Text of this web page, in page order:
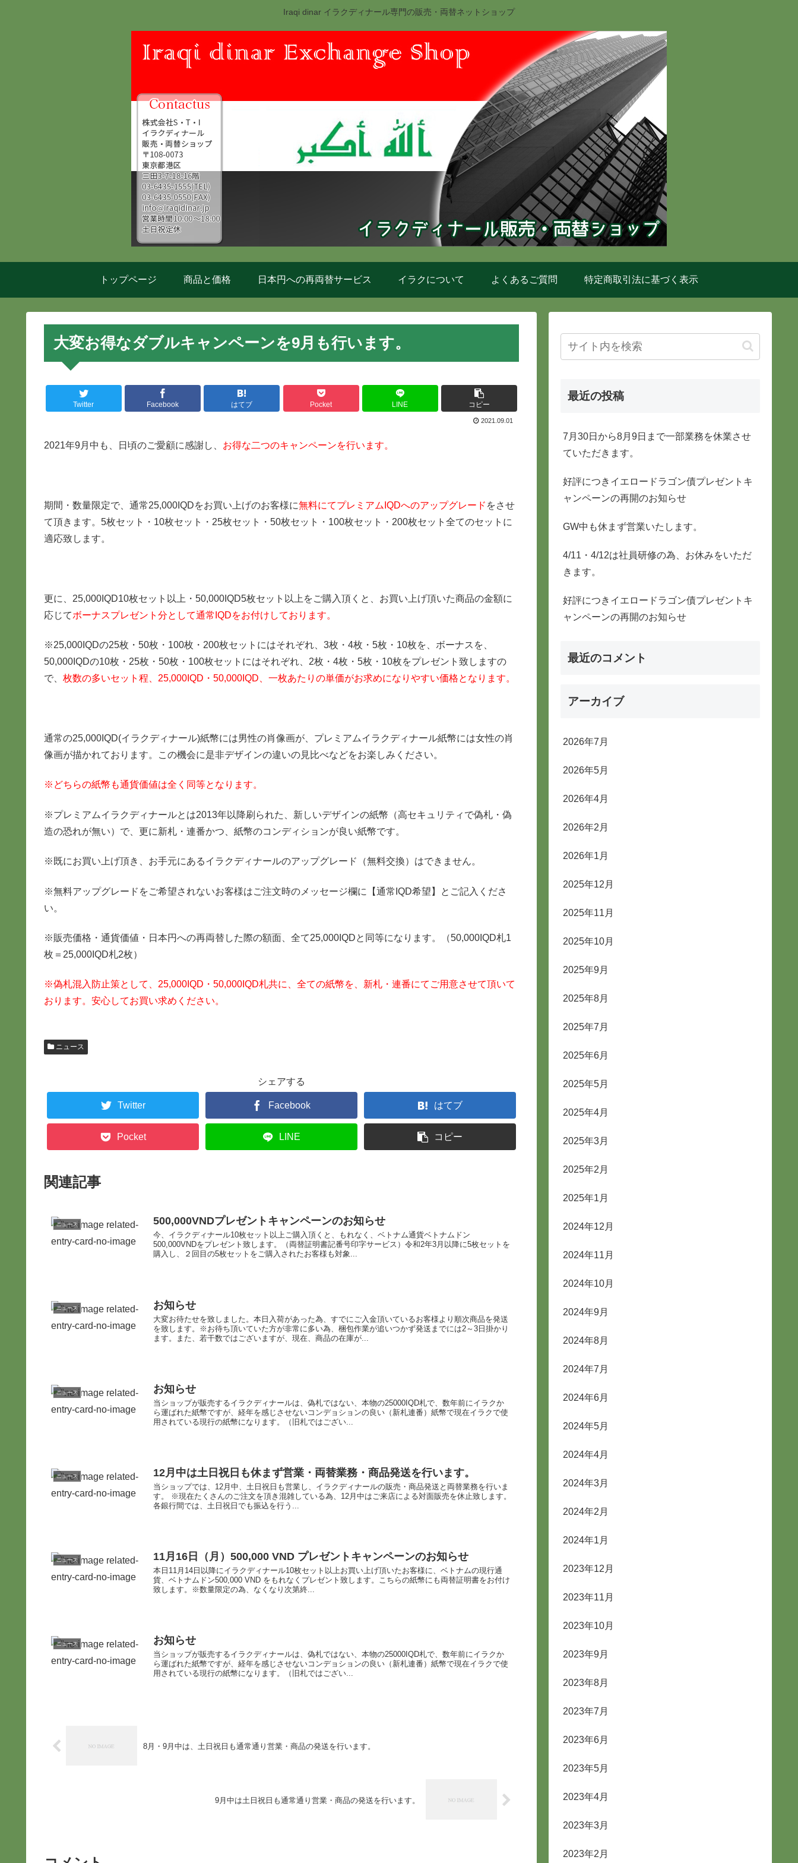
Iraqi dinar イラクディナール専門の販売・両替ネットショップ
トップページ 商品と価格 日本円への再両替サービス イラクについて よくあるご質問 特定商取引法に基づく表示
大変お得なダブルキャンペーンを9月も行います。
Twitter Facebook はてブ Pocket LINE コピー
2021.09.01
2021年9月中も、日頃のご愛顧に感謝し、 お得な二つのキャンペーンを行います。
期間・数量限定で、通常25,000IQDをお買い上げのお客様に無料にてプレミアムIQDへのアップグレード をさせ
て頂きます。5枚セット・10枚セット・25枚セット・50枚セット・100枚セット・200枚セット全てのセットに
適応致します。
更に、25,000IQD10枚セット以上・50,000IQD5枚セット以上をご購入頂くと、お買い上げ頂いた商品の金額に
応じてボーナスプレゼント分として通常IQDをお付けしております。
※25,000IQDの25枚・50枚・100枚・200枚セットにはそれぞれ、3枚・4枚・5枚・10枚を、ボーナスを、
50,000IQDの10枚・25枚・50枚・100枚セットにはそれぞれ、2枚・4枚・5枚・10枚をプレゼント致しますの
で、 枚数の多いセット程、25,000IQD・50,000IQD、一枚あたりの単価がお求めになりやすい価格となります。
通常の25,000IQD(イラクディナール)紙幣には男性の肖像画が、プレミアムイラクディナール紙幣には女性の肖
像画が描かれております。この機会に是非デザインの違いの見比べなどをお楽しみください。
※どちらの紙幣も通貨価値は全く同等となります。
※プレミアムイラクディナールとは2013年以降刷られた、新しいデザインの紙幣（高セキュリティで偽札・偽
造の恐れが無い）で、更に新札・連番かつ、紙幣のコンディションが良い紙幣です。
※既にお買い上げ頂き、お手元にあるイラクディナールのアップグレード（無料交換）はできません。
※無料アップグレードをご希望されないお客様はご注文時のメッセージ欄に【通常IQD希望】とご記入くださ
い。
※販売価格・通貨価値・日本円への再両替した際の額面、全て25,000IQDと同等になります。（50,000IQD札1
枚＝25,000IQD札2枚）
※偽札混入防止策として、25,000IQD・50,000IQD札共に、全ての紙幣を、新札・連番にてご用意させて頂いて
おります。安心してお買い求めください。
ニュース
シェアする
Twitter Facebook はてブ
Pocket LINE コピー
関連記事
ニュース 500,000VNDプレゼントキャンペーンのお知らせ
今、イラクディナール10枚セット以上ご購入頂くと、もれなく、ベトナム通貨ベトナムドン
500,000VNDをプレゼント致します。（両替証明書記番号印字サービス）令和2年3月以降に5枚セットを
購入し、２回目の5枚セットをご購入されたお客様も対象...
ニュース お知らせ
大変お待たせを致しました。本日入荷があった為、すでにご入金頂いているお客様より順次商品を発送
を致します。※お待ち頂いていた方が非常に多い為、梱包作業が追いつかず発送までには2～3日掛かり
ます。また、若干数ではございますが、現在、商品の在庫が...
ニュース お知らせ
当ショップが販売するイラクディナールは、偽札ではない、本物の25000IQD札で、数年前にイラクか
ら運ばれた紙幣ですが、経年を感じさせないコンデョションの良い（新札連番）紙幣で現在イラクで使
用されている現行の紙幣になります。（旧札ではござい...
ニュース 12月中は土日祝日も休まず営業・両替業務・商品発送を行います。
当ショップでは、12月中、土日祝日も営業し、イラクディナールの販売・商品発送と両替業務を行いま
す。 ※現在たくさんのご注文を頂き混雑している為、12月中はご来店による対面販売を休止致します。
各銀行間では、土日祝日でも振込を行う...
ニュース 11月16日（月）500,000 VND プレゼントキャンペーンのお知らせ
本日11月14日以降にイラクディナール10枚セット以上お買い上げ頂いたお客様に、ベトナムの現行通
貨、ベトナムドン500,000 VND をもれなくプレゼント致します。こちらの紙幣にも両替証明書をお付け
致します。※数量限定の為、なくなり次第終...
ニュース お知らせ
当ショップが販売するイラクディナールは、偽札ではない、本物の25000IQD札で、数年前にイラクか
ら運ばれた紙幣ですが、経年を感じさせないコンデョションの良い（新札連番）紙幣で現在イラクで使
用されている現行の紙幣になります。（旧札ではござい...
8月・9月中は、土日祝日も通常通り営業・商品の発送を行います。
9月中は土日祝日も通常通り営業・商品の発送を行います。
最近の投稿
7月30日から8月9日まで一部業務を休業させ
ていただきます。
好評につきイエロードラゴン債プレゼントキ
ャンペーンの再開のお知らせ
GW中も休まず営業いたします。
4/11・4/12は社員研修の為、お休みをいただ
きます。
好評につきイエロードラゴン債プレゼントキ
ャンペーンの再開のお知らせ
最近のコメント
アーカイブ
2026年7月
2026年5月
2026年4月
2026年2月
2026年1月
2025年12月
2025年11月
2025年10月
2025年9月
2025年8月
2025年7月
2025年6月
2025年5月
2025年4月
2025年3月
2025年2月
2025年1月
2024年12月
2024年11月
2024年10月
2024年9月
2024年8月
2024年7月
2024年6月
2024年5月
2024年4月
2024年3月
2024年2月
2024年1月
2023年12月
2023年11月
2023年10月
2023年9月
2023年8月
2023年7月
2023年6月
2023年5月
2023年4月
2023年3月
2023年2月